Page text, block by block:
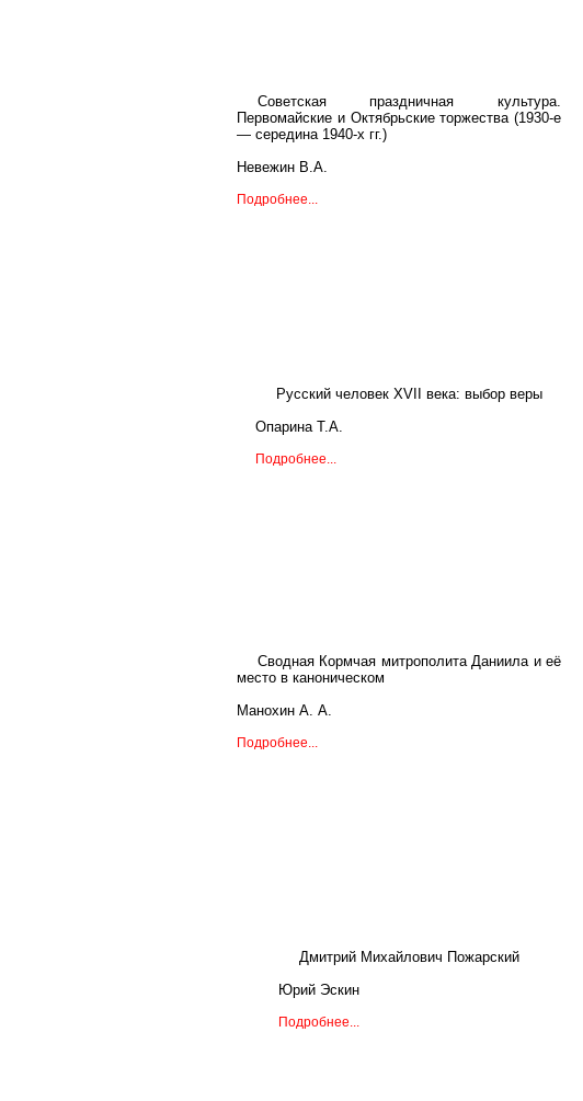
Советская праздничная культура.
Первомайские и Октябрьские торжества (1930-е
— середина 1940-х гг.)
Невежин В.А.
Подробнее...
Русский человек XVII века: выбор веры
Опарина Т.А.
Подробнее...
Сводная Кормчая митрополита Даниила и её
место в каноническом
Манохин А. А.
Подробнее...
Дмитрий Михайлович Пожарский
Юрий Эскин
Подробнее...